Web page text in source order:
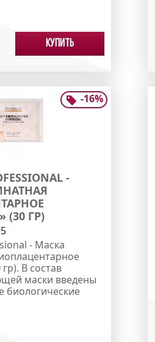
Купить
-16%
-
ГР)
- Маска
В состав
маски введены
биологические